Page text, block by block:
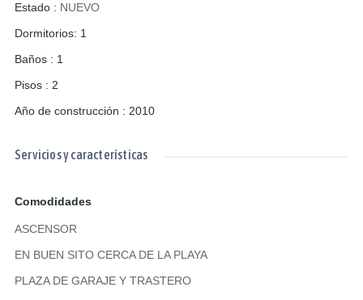
Estado : NUEVO
Dormitorios: 1
Baños : 1
Pisos : 2
Año de construcción : 2010
Servicios y características
Comodidades
ASCENSOR
EN BUEN SITO CERCA DE LA PLAYA
PLAZA DE GARAJE Y TRASTERO